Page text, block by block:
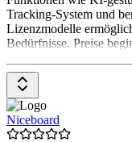
Tracking-System und
Lizenzmodelle
Bedürfnisse. Preise
Niceboard